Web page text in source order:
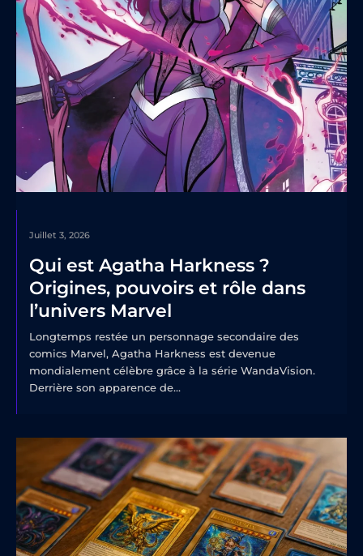
Juillet 3, 2026
Qui est Agatha Harkness ?
Origines, pouvoirs et rôle dans
l’univers Marvel
Longtemps restée un personnage secondaire des
comics Marvel, Agatha Harkness est devenue
mondialement célèbre grâce à la série WandaVision.
Derrière son apparence de...